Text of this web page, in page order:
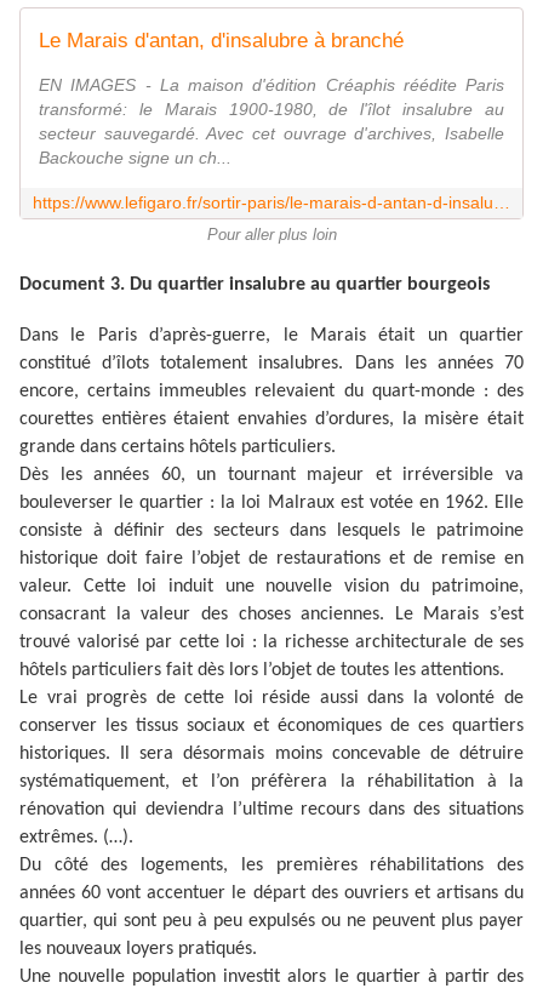
Le Marais d'antan, d'insalubre à branché
EN IMAGES - La maison d'édition Créaphis réédite Paris
transformé: le Marais 1900-1980, de l'îlot insalubre au
secteur sauvegardé. Avec cet ouvrage d'archives, Isabelle
Backouche signe un ch...
Pour aller plus loin
Document 3. Du quartier insalubre au quartier bourgeois
Dans le Paris d’après-guerre, le Marais était un quartier
constitué d’îlots totalement insalubres. Dans les années 70
encore, certains immeubles relevaient du quart-monde : des
courettes entières étaient envahies d’ordures, la misère était
grande dans certains hôtels particuliers.
Dès les années 60, un tournant majeur et irréversible va
bouleverser le quartier : la loi Malraux est votée en 1962. Elle
consiste à définir des secteurs dans lesquels le patrimoine
historique doit faire l’objet de restaurations et de remise en
valeur. Cette loi induit une nouvelle vision du patrimoine,
consacrant la valeur des choses anciennes. Le Marais s’est
trouvé valorisé par cette loi : la richesse architecturale de ses
hôtels particuliers fait dès lors l’objet de toutes les attentions.
Le vrai progrès de cette loi réside aussi dans la volonté de
conserver les tissus sociaux et économiques de ces quartiers
historiques. Il sera désormais moins concevable de détruire
systématiquement, et l’on préfèrera la réhabilitation à la
rénovation qui deviendra l’ultime recours dans des situations
extrêmes. (…).
Du côté des logements, les premières réhabilitations des
années 60 vont accentuer le départ des ouvriers et artisans du
quartier, qui sont peu à peu expulsés ou ne peuvent plus payer
les nouveaux loyers pratiqués.
Une nouvelle population investit alors le quartier à partir des